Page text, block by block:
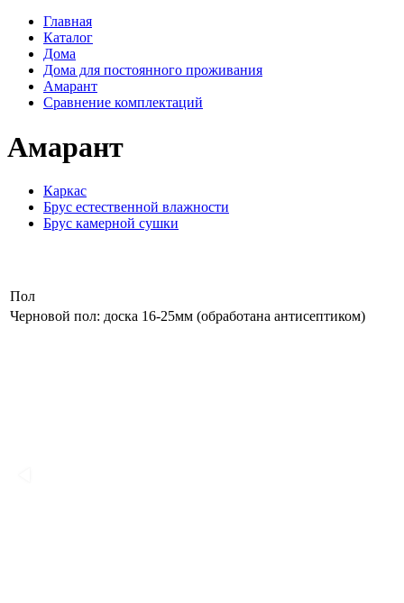
Главная
Каталог
Дома
Дома для постоянного проживания
Амарант
Сравнение комплектаций
Амарант
Каркас
Брус естественной влажности
Брус камерной сушки
Пол
Черновой пол: доска 16-25мм (обработана антисептиком)